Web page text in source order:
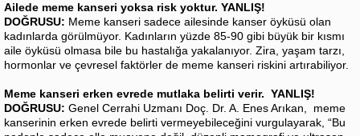
Ailede meme kanseri yoksa risk yoktur. YANLIŞ!
DOĞRUSU: Meme kanseri sadece ailesinde kanser öyküsü olan
kadınlarda görülmüyor. Kadınların yüzde 85-90 gibi büyük bir kısmı
aile öyküsü olmasa bile bu hastalığa yakalanıyor. Zira, yaşam tarzı,
hormonlar ve çevresel faktörler de meme kanseri riskini artırabiliyor.
Meme kanseri erken evrede mutlaka belirti verir. YANLIŞ!
DOĞRUSU: Genel Cerrahi Uzmanı Doç. Dr. A. Enes Arıkan, meme
kanserinin erken evrede belirti vermeyebileceğini vurgulayarak, “Bu